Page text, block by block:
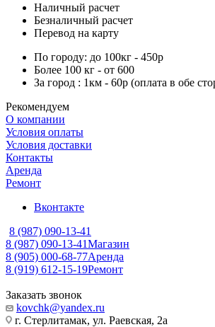
Наличный расчет
Безналичный расчет
Перевод на карту
По городу: до 100кг - 450р
Более 100 кг - от 600
За город : 1км - 60р (оплата в обе
Рекомендуем
О компании
Условия оплаты
Условия доставки
Контакты
Аренда
Ремонт
Вконтакте
8 (987) 090-13-41
8 (987) 090-13-41Магазин
8 (905) 000-68-77Аренда
8 (919) 612-15-19Ремонт
Заказать звонок
kovchk@yandex.ru
г. Стерлитамак, ул. Раевская, 2а